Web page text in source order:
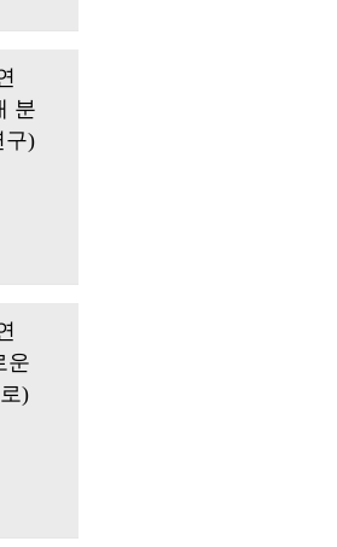
분
구)
운
)